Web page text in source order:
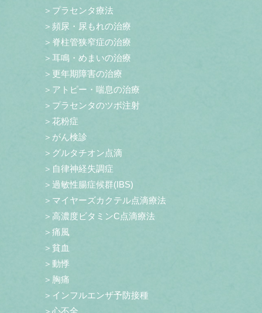
＞プラセンタ療法
＞頻尿・尿もれの治療
＞脊柱管狭窄症の治療
＞耳鳴・めまいの治療
＞更年期障害の治療
＞アトピー・喘息の治療
＞プラセンタのツボ注射
＞花粉症
＞がん検診
＞グルタチオン点滴
＞自律神経失調症
＞過敏性腸症候群(IBS)
＞マイヤーズカクテル点滴療法
＞高濃度ビタミンC点滴療法
＞痛風
＞貧血
＞動悸
＞胸痛
＞インフルエンザ予防接種
＞心不全